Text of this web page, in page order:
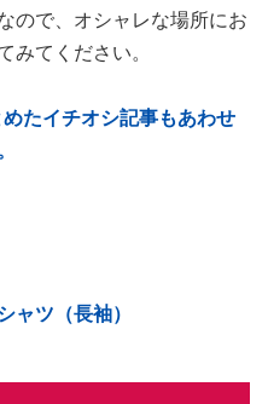
ので、オシャレな場所にお
みてください。
たイチオシ記事もあわせ
ツ（長袖）